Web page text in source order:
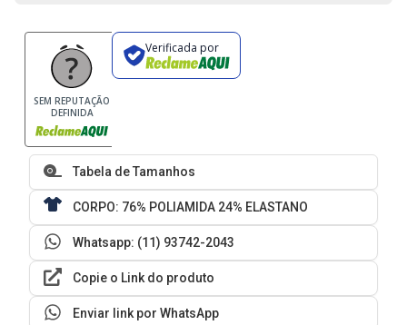
SEM REPUTAÇÃO
DEFINIDA
Verificada por
Tabela de Tamanhos
CORPO: 76% POLIAMIDA 24% ELASTANO
Whatsapp: (11) 93742-2043
Copie o Link do produto
Enviar link por WhatsApp